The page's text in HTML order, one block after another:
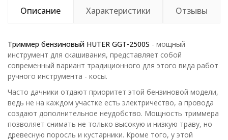
Описание Характеристики Отзывы
Триммер бензиновый HUTER GGT-2500S - мощный
инструмент для скашивания, представляет собой
современный вариант традиционного для этого вида работ
ручного инструмента - косы.
Часто дачники отдают приоритет этой бензиновой модели,
ведь не на каждом участке есть электричество, а провода
создают дополнительное неудобство. Мощность триммера
позволяет снимать не только высокую и низкую траву, но
древесную поросль и кустарники. Кроме того, у этой